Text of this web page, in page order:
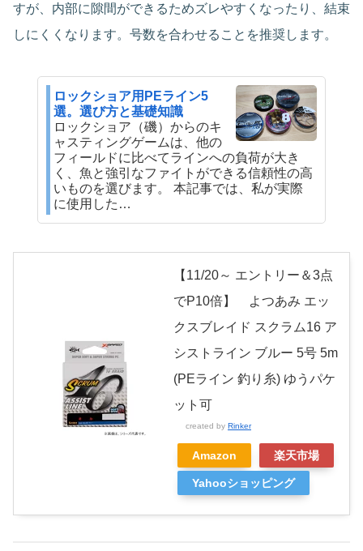
すが、内部に隙間ができるためズレやすくなったり、結束
しにくくなります。号数を合わせることを推奨します。
ロックショア用PEライン5
選。選び方と基礎知識
ロックショア（磯）からのキ
ャスティングゲームは、他の
フィールドに比べてラインへの負荷が大き
く、魚と強引なファイトができる信頼性の高
いものを選びます。 本記事では、私が実際
に使用した…
【11/20～ エントリー＆3点
でP10倍】 よつあみ エッ
クスブレイド スクラム16 ア
シストライン ブルー 5号 5m
(PEライン 釣り糸) ゆうパケ
ット可
created by Rinker
Amazon 楽天市場
Yahooショッピング